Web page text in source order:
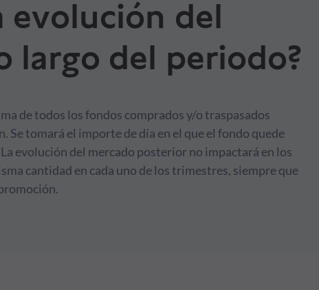
del
largo del periodo?
de todos los fondos comprados y/o traspasados
Se tomará el importe de día en el que el fondo quede
evolución del mercado posterior no impactará en los
cantidad en cada uno de los trimestres, siempre que